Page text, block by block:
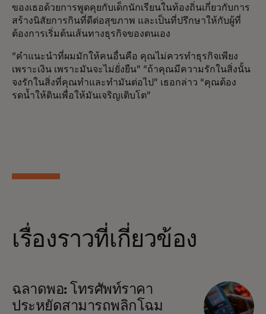
ของเธอด้วยการพูดคุยกับเด็กนักเรียนในท้องถิ่นเกี่ยวกับการ
สร้างนิสัยการกินที่ดีต่อสุขภาพ และเป็นที่ปรึกษาให้กับผู้ที่
ต้องการเริ่มต้นเส้นทางธุรกิจของตนเอง
“คำแนะนำที่ผมมักให้คนอื่นคือ คุณไม่ควรทำธุรกิจเพียง
เพราะเงิน เพราะมันจะไม่ยั่งยืน” “ถ้าคุณมีความรักในสิ่งนั้น
จงรักในสิ่งที่คุณทำและทำมันต่อไป” เธอกล่าว “คุณต้อง
รดน้ำให้ดินเพื่อให้มันเจริญเติบโต”
เรื่องราวที่เกี่ยวข้อง
ฉลาดพอ: โทรศัพท์ราคา
ประหยัดสามารถพลิกโฉม